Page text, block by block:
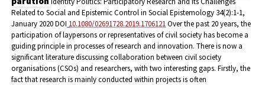
Related to Social and Epistemic Control in Social Epistemology 34(2):1-1,
January 2020 DOI 10.1080/02691728.2019.1706121Over the past 20 years, the
participation of laypersons or representatives of civil society has become a
guiding principle in processes of research and innovation. There is now a
significant literature discussing collaboration between civil society
organisations (CSOs) and researchers, with two interesting gaps. Firstly, the
fact that research is mainly conducted within projects is often